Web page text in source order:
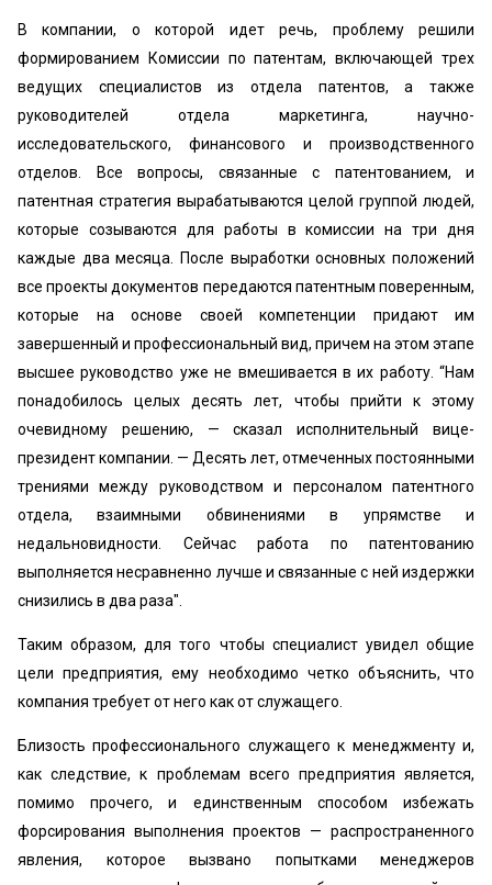
В компании, о которой идет речь, проблему решили
формированием Комиссии по патентам, включающей трех
ведущих специалистов из отдела патентов, а также
руководителей отдела маркетинга, научно-
исследовательского, финансового и производственного
отделов. Все вопросы, связанные с патентованием, и
патентная стратегия вырабатываются целой группой людей,
которые созываются для работы в комиссии на три дня
каждые два месяца. После выработки основных положений
все проекты документов передаются патентным поверенным,
которые на основе своей компетенции придают им
завершенный и профессиональный вид, причем на этом этапе
высшее руководство уже не вмешивается в их работу. “Нам
понадобилось целых десять лет, чтобы прийти к этому
очевидному решению, — сказал исполнительный вице-
президент компании. — Десять лет, отмеченных постоянными
трениями между руководством и персоналом патентного
отдела, взаимными обвинениями в упрямстве и
недальновидности. Сейчас работа по патентованию
выполняется несравненно лучше и связанные с ней издержки
снизились в два раза".
Таким образом, для того чтобы специалист увидел общие
цели предприятия, ему необходимо четко объяснить, что
компания требует от него как от служащего.
Близость профессионального служащего к менеджменту и,
как следствие, к проблемам всего предприятия является,
помимо прочего, и единственным способом избежать
форсирования выполнения проектов — распространенного
явления, которое вызвано попытками менеджеров